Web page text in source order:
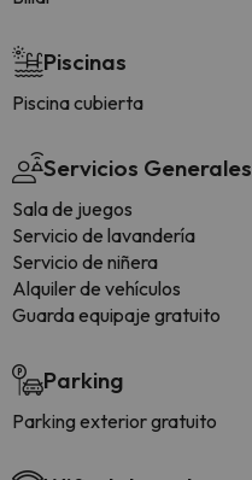
Piscinas
Piscina cubierta
Servicios Generales
Sala de juegos
Servicio de lavandería
Servicio de niñera
Alquiler de vehículos
Guarda equipaje gratuito
Parking
Parking exterior gratuito